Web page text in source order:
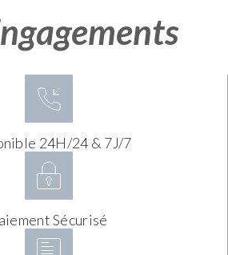
24H/24 & 7J/7
Sécurisé